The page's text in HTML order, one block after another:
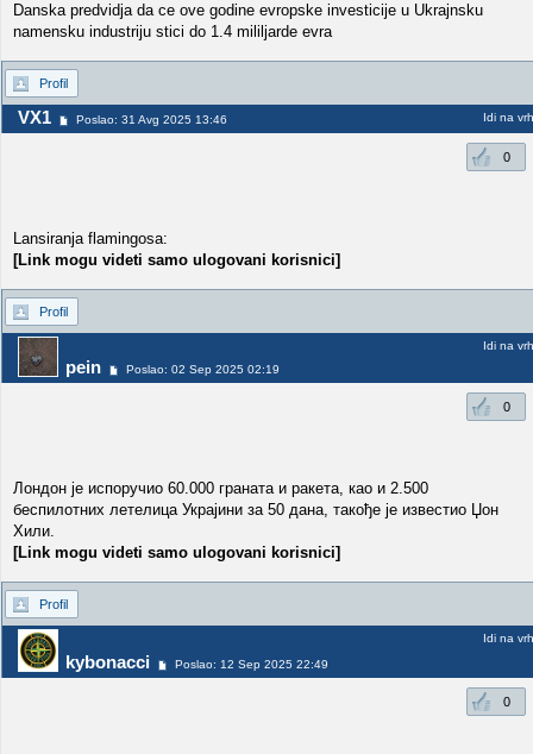
Danska predvidja da ce ove godine evropske investicije u Ukrajnsku
namensku industriju stici do 1.4 mililjarde evra
Profil
VX1 Poslao: 31 Avg 2025 13:46 Idi na vrh
0
Lansiranja flamingosa:
[Link mogu videti samo ulogovani korisnici]
Profil
pein Poslao: 02 Sep 2025 02:19
Idi na vrh
0
Лондон је испоручио 60.000 граната и ракета, као и 2.500
беспилотних летелица Украјини за 50 дана, такође је известио Џон
Хили.
[Link mogu videti samo ulogovani korisnici]
Profil
kybonacci Poslao: 12 Sep 2025 22:49
Idi na vrh
0